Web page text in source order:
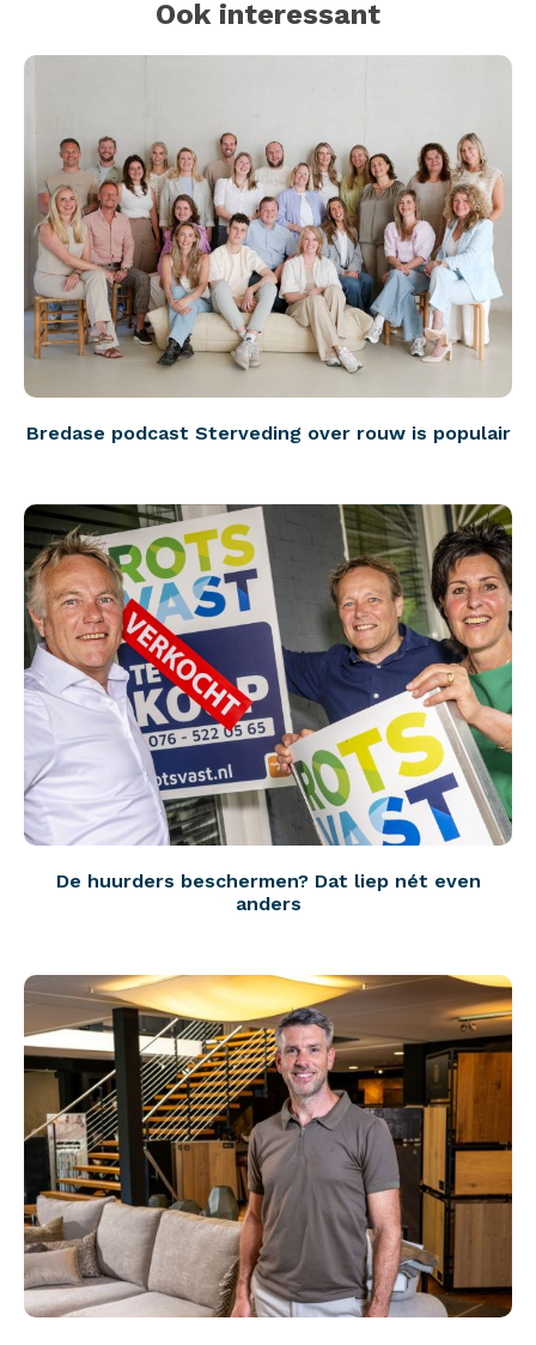
Ook interessant
Bredase podcast Sterveding over rouw is populair
De huurders beschermen? Dat liep nét even
anders